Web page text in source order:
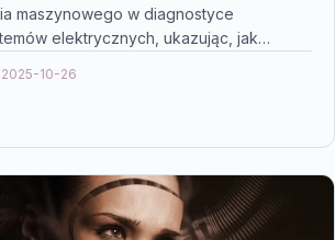
maszynowego w diagnostyce
elektrycznych, ukazując, jak
Opisane są…
2025-10-26